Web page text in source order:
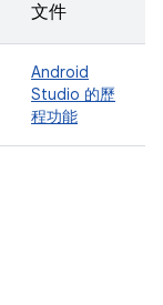
文件
Android
Studio 的歷
程功能